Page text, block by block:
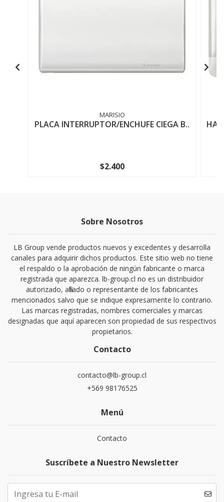
MARISIO
PLACA INTERRUPTOR/ENCHUFE CIEGA B..
$2.400
Sobre Nosotros
LB Group vende productos nuevos y excedentes y desarrolla
canales para adquirir dichos productos. Este sitio web no tiene
el respaldo o la aprobación de ningún fabricante o marca
registrada que aparezca. lb-group.cl no es un distribuidor
autorizado, afiliado o representante de los fabricantes
mencionados salvo que se indique expresamente lo contrario.
Las marcas registradas, nombres comerciales y marcas
designadas que aquí aparecen son propiedad de sus respectivos
propietarios.
Contacto
contacto@lb-group.cl
+569 98176525
Menú
Contacto
Suscríbete a Nuestro Newsletter